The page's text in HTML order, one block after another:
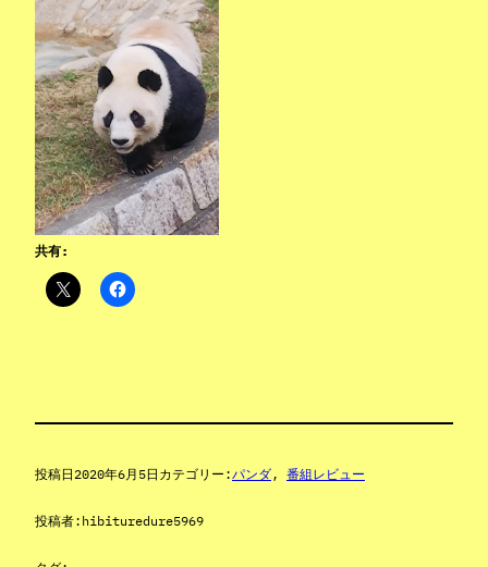
共有:
投稿日2020年6月5日 カテゴリー:パンダ, 番組レビュー
投稿者: hibituredure5969